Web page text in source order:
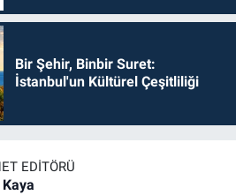
Bir Şehir, Binbir Suret:
İstanbul'un Kültürel Çeşitliliği
EDITÖRÜ